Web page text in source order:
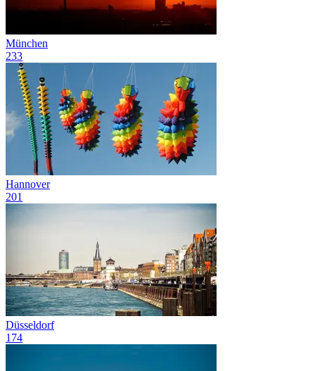
München
233
Hannover
201
Düsseldorf
174